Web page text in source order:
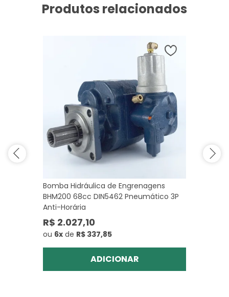
Produtos relacionados
Bomba Hidráulica de Engrenagens
BHM200 68cc DIN5462 Pneumático 3P
Anti-Horária
R$ 2.027,10
ou 6x de R$ 337,85
ADICIONAR